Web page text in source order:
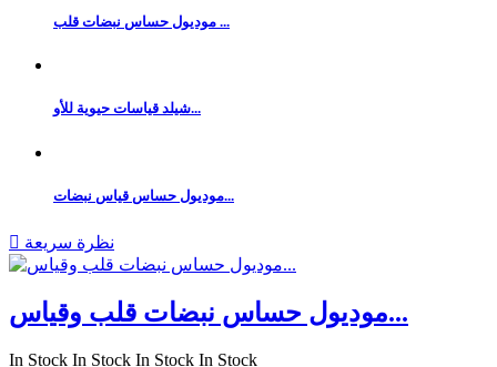
موديول حساس نبضات قلب ...
شيلد قياسات حيوية للأو...
موديول حساس قياس نبضات...
 نظرة سريعة
موديول حساس نبضات قلب وقياس...
In Stock In Stock In Stock In Stock